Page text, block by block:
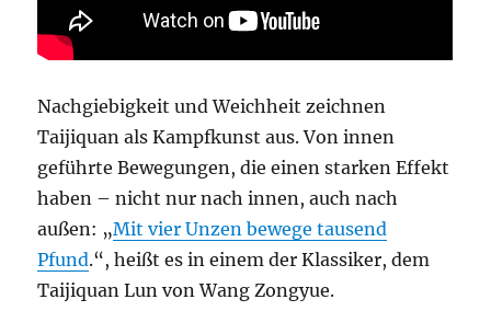
Nachgiebigkeit und Weichheit zeichnen
Taijiquan als Kampfkunst aus. Von innen
geführte Bewegungen, die einen starken Effekt
haben – nicht nur nach innen, auch nach
außen: „Mit vier Unzen bewege tausend
Pfund.“, heißt es in einem der Klassiker, dem
Taijiquan Lun von Wang Zongyue.